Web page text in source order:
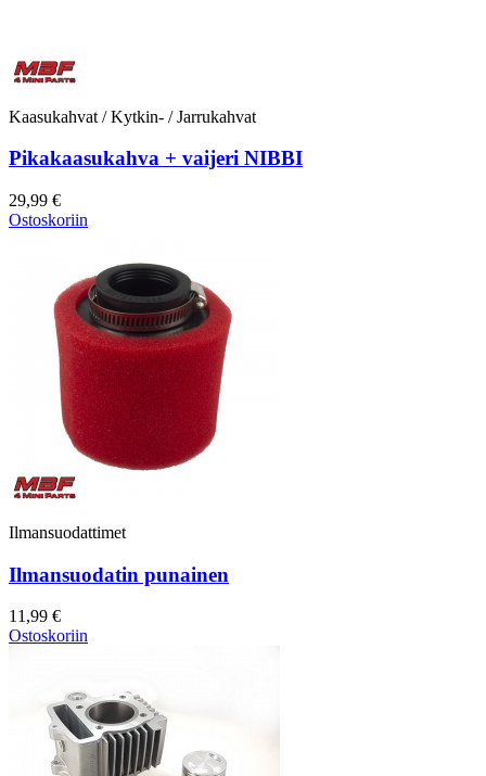
Kaasukahvat / Kytkin- / Jarrukahvat
Pikakaasukahva + vaijeri NIBBI
29,99 €
Ostoskoriin
Ilmansuodattimet
Ilmansuodatin punainen
11,99 €
Ostoskoriin